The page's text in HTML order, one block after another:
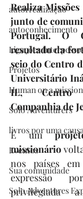
autorrealização
autoconhecimento
Ligações
Projetos
Human on a mission
Solo Adventurers
livros por uma
Eventos
Sua comunidade
Solo Adventures
Realiza
junto de
Portugal. O
resultado da
seio do Centro
Universitário
IL, Centro
Companhia de
É um
missionário
nos países
expressão
privilegiada